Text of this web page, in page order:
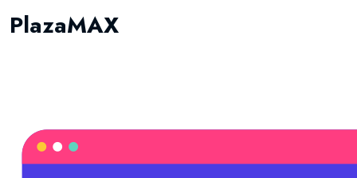
PlazaMAX